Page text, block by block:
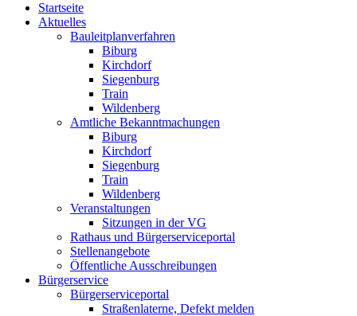
Startseite
Aktuelles
Bauleitplanverfahren
Biburg
Kirchdorf
Siegenburg
Train
Wildenberg
Amtliche Bekanntmachungen
Biburg
Kirchdorf
Siegenburg
Train
Wildenberg
Veranstaltungen
Sitzungen in der VG
Rathaus und Bürgerserviceportal
Stellenangebote
Öffentliche Ausschreibungen
Bürgerservice
Bürgerserviceportal
Straßenlaterne, Defekt melden